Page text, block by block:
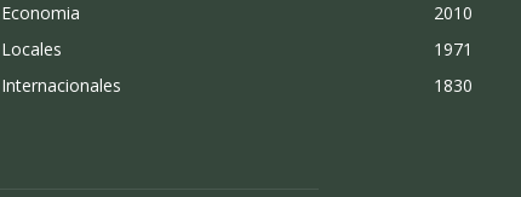
Economia
2010
Locales
1971
Internacionales
1830